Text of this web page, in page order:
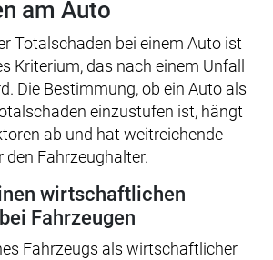
am Auto
Totalschaden bei einem Auto ist
Kriterium, das nach einem Unfall
Die Bestimmung, ob ein Auto als
einzustufen ist, hängt
ab und hat weitreichende
den Fahrzeughalter.
wirtschaftlichen
Fahrzeugen
Fahrzeugs als wirtschaftlicher